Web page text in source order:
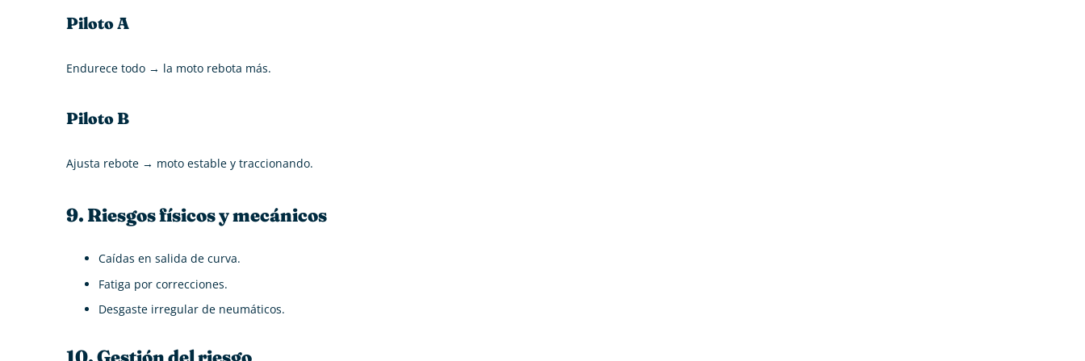
Piloto A
Endurece todo → la moto rebota más.
Piloto B
Ajusta rebote → moto estable y traccionando.
9. Riesgos físicos y mecánicos
Caídas en salida de curva.
Fatiga por correcciones.
Desgaste irregular de neumáticos.